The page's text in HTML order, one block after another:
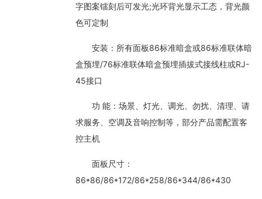
字图案镭刻后可发光;光环背光显示工态，背光颜
色可定制
安装：所有面板86标准暗盒或86标准联体暗
盒预埋/76标准联体暗盒预埋插拔式接线柱或RJ-
45接口
功 能：场景、灯光、调光、勿扰、清理、请
求服务、空调及音响控制等，部分产品需配置客
控主机
面板尺寸：
86*86/86*172/86*258/86*344/86*430